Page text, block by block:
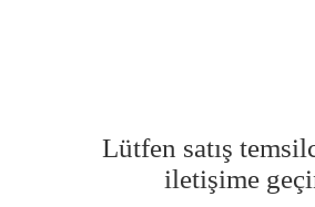
Lütfen satış
iletişime